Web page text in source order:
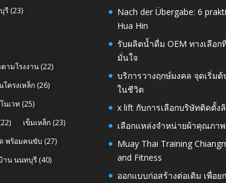
รี (23)
ามโรงงาน (22)
โครงเหล็ก (26)
นเวท (25)
เข็มเหล็ก (23)
พร้อมคนขับ (27)
าน นนทบุรี (40)
Nach der Übergabe: 6
Hua Hin
รับผลิตน้ำดื่ม OEM ทางเลือ
มั่นใจ
บริการวางฤกษ์มงคล จุดเริ่ม
ในชีวิต
x lift กับการเลือกบริษัทติดตั้ง
เลือกแหล่งจำหน่ายผ้าคุณภา
Muay Thai Training
and Fitness
ออกแบบก่อสร้างต่อเติม เพื่อ